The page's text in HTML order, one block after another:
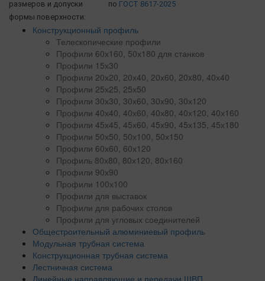
размеров и допуски
формы поверхности:
по ГОСТ 8617-2025
Конструкционный профиль
Телескопические профили
Профили 60х160, 50х180 для станков
Профили 15х30
Профили 20х20, 20х40, 20х60, 20x80, 40х40
Профили 25х25, 25х50
Профили 30х30, 30х60, 30х90, 30х120
Профили 40х40, 40х60, 40х80, 40х120, 40х160
Профили 45х45, 45х60, 45х90, 45х135, 45х180
Профили 50х50, 50х100, 50х150
Профили 60х60, 60х120
Профиль 80х80, 80х120, 80х160
Профили 90х90
Профили 100х100
Профили для выставок
Профили для рабочих столов
Профили для угловых соединителей
Общестроительный алюминиевый профиль
Модульная трубная система
Конструкционная трубная система
Лестничная система
Линейные направляющие и передачи ШВП